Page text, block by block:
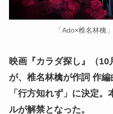
「Ado×椎名林檎
映画『カラダ探し』（
が、椎名林檎が作詞 作
「行方知れず」に決定
ルが解禁となった。